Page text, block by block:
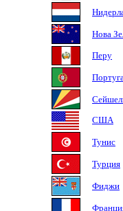
Нова
Перу
США
Тунис
Турция
Фиджи